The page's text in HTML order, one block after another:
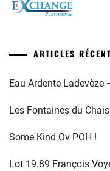
ARTICLES
Eau Ardente
Les Fontaines du
Some Kind Ov POH !
Lot 19.89 François